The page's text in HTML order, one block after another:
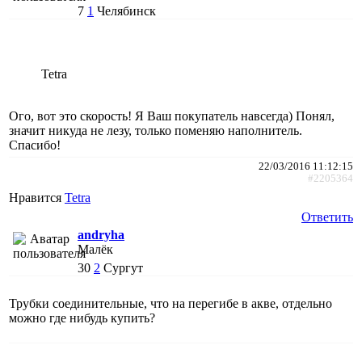
7 1 Челябинск
Tetra
Ого, вот это скорость! Я Ваш покупатель навсегда) Понял,
значит никуда не лезу, только поменяю наполнитель.
Спасибо!
22/03/2016 11:12:15
#2205364
Нравится Tetra
Ответить
andryha
Малёк
30 2 Сургут
Трубки соединительные, что на перегибе в акве, отдельно
можно где нибудь купить?